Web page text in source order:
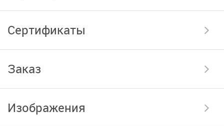
Сертификаты
Заказ
Изображения